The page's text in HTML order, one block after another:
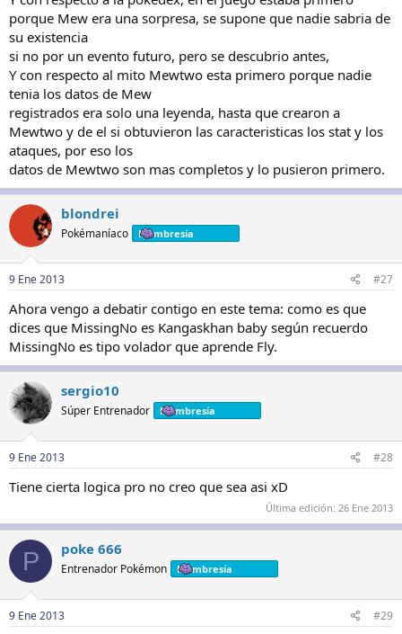
porque Mew era una sorpresa, se supone que nadie sabria de
su existencia
si no por un evento futuro, pero se descubrio antes,
Y con respecto al mito Mewtwo esta primero porque nadie
tenia los datos de Mew
registrados era solo una leyenda, hasta que crearon a
Mewtwo y de el si obtuvieron las caracteristicas los stat y los
ataques, por eso los
datos de Mewtwo son mas completos y lo pusieron primero.
blondrei
Pokémaníaco Membresía
9 Ene 2013 #27
Ahora vengo a debatir contigo en este tema: como es que
dices que MissingNo es Kangaskhan baby según recuerdo
MissingNo es tipo volador que aprende Fly.
sergio10
Súper Entrenador Membresía
9 Ene 2013 #28
Tiene cierta logica pro no creo que sea asi xD
Última edición: 26 Ene 2013
P poke 666
Entrenador Pokémon Membresía
9 Ene 2013 #29